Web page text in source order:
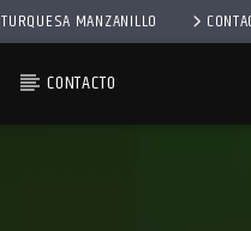
TURQUESA MANZANILLO
CONTACTO